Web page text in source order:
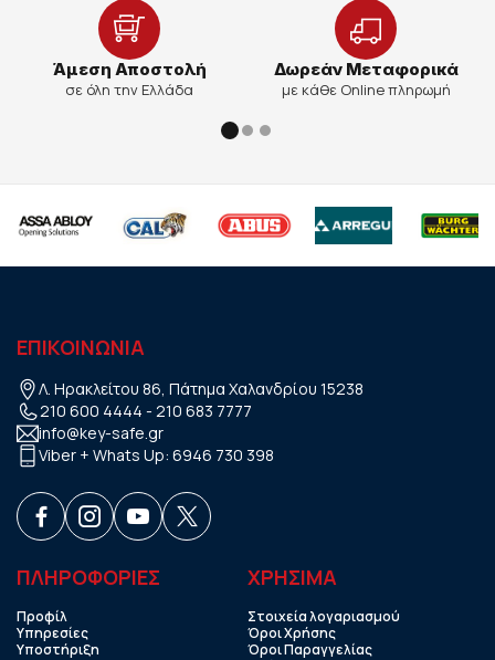
Άμεση Αποστολή
σε όλη την Ελλάδα
Δωρεάν Μεταφορικά
με κάθε Online πληρωμή
ΕΠΙΚΟΙΝΩΝΙΑ
Λ. Ηρακλείτου 86, Πάτημα Χαλανδρίου 15238
210 600 4444 - 210 683 7777
info@key-safe.gr
Viber + Whats Up: 6946 730 398
ΠΛΗΡΟΦΟΡΙΕΣ
Προφίλ
Υπηρεσίες
Υποστήριξη
ΧΡHΣΙΜΑ
Στοιχεία λογαριασμού
Όροι Χρήσης
Όροι Παραγγελίας